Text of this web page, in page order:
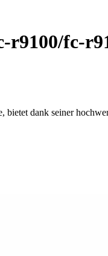
r9100/fc-
bietet dank seiner